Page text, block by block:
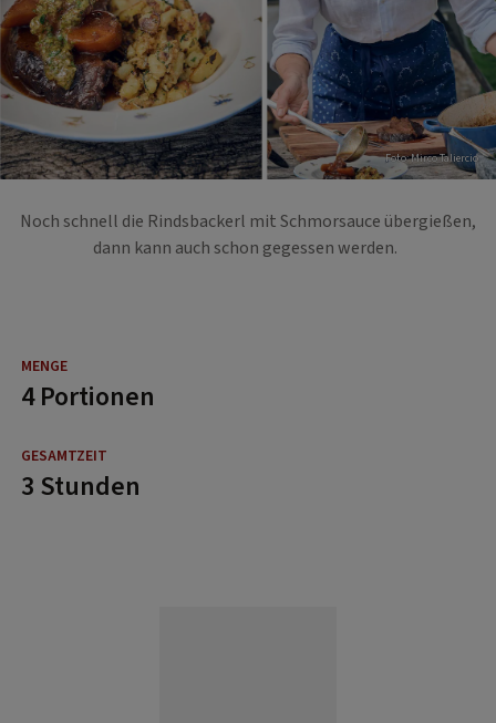
Foto: Mirco Taliercio
Noch schnell die Rindsbackerl mit Schmorsauce übergießen,
dann kann auch schon gegessen werden.
4 Portionen
3 Stunden